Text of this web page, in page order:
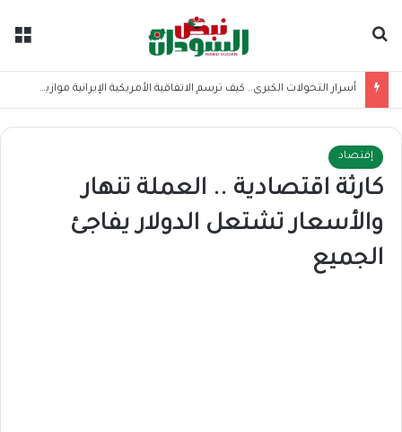
أسرار التحولات الكبرى.. كيف ترسم الاتفاقية الأمريكية الإيرانية موازين القوى بالمنطقة؟
إقتصاد
كارثة اقتصادية .. العملة تنهار
والأسعار تشتعل الدولار يفاجئ
الجميع